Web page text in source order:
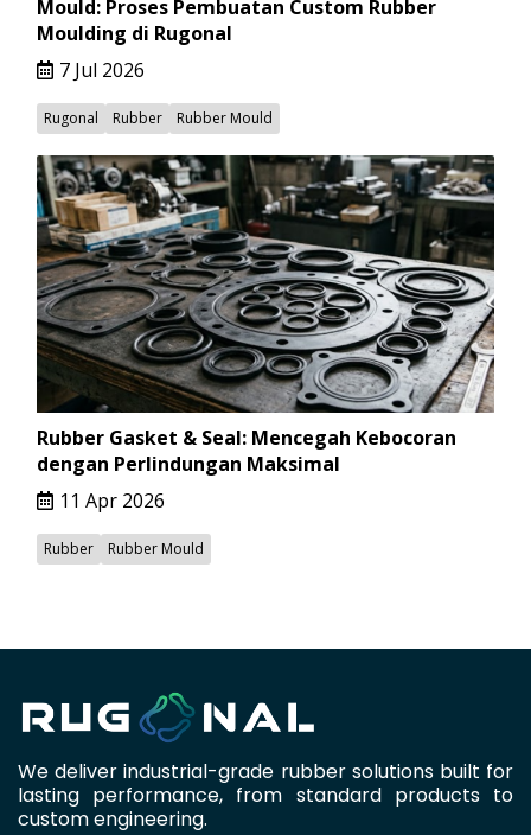
Mould: Proses Pembuatan Custom Rubber
Moulding di Rugonal
7 Jul 2026
Rugonal Rubber Rubber Mould
Rubber Gasket & Seal: Mencegah Kebocoran
dengan Perlindungan Maksimal
11 Apr 2026
Rubber Rubber Mould
We deliver industrial-grade rubber solutions built for
lasting performance, from standard products to
custom engineering.